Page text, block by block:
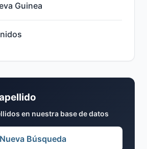
Guinea
en nuestra base de datos
Nueva Búsqueda